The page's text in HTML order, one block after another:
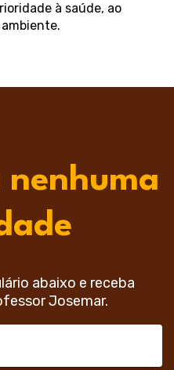
à saúde, ao
nenhuma
abaixo e receba
Josemar.